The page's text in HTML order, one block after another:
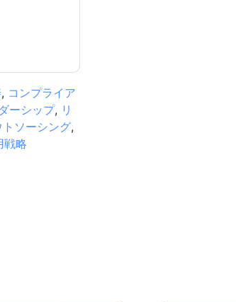
, コンプライア
ーシップ, リ
ソーシング,
戦略